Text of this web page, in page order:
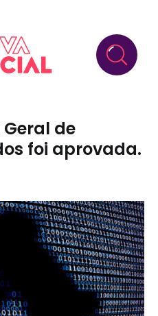
Geral de
foi aprovada.